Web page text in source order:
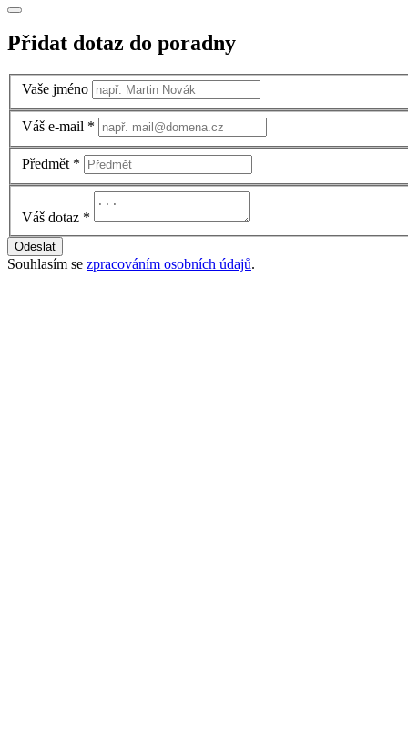
Přidat dotaz do poradny
Vaše jméno
Váš e-mail *
Předmět *
Váš dotaz *
Odeslat
Souhlasím se zpracováním osobních údajů.